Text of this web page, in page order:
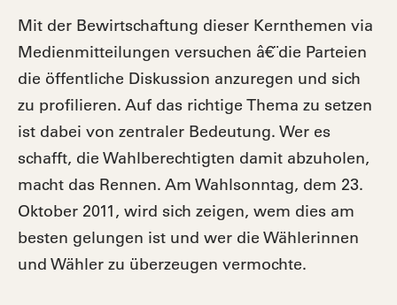
Mit der Bewirtschaftung dieser Kernthemen via
Medienmitteilungen versuchen â€¨die Parteien
die öffentliche Diskussion anzuregen und sich
zu profilieren. Auf das richtige Thema zu setzen
ist dabei von zentraler Bedeutung. Wer es
schafft, die Wahlberechtigten damit abzuholen,
macht das Rennen. Am Wahlsonntag, dem 23.
Oktober 2011, wird sich zeigen, wem dies am
besten gelungen ist und wer die Wählerinnen
und Wähler zu überzeugen vermochte.